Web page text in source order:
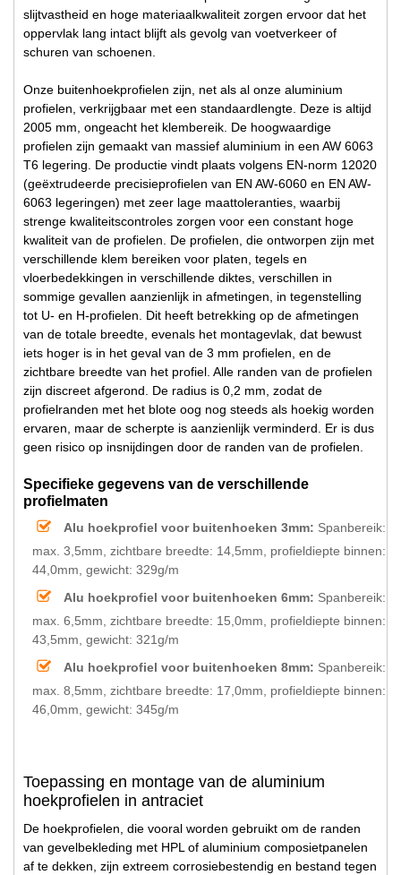
slijtvastheid en hoge materiaalkwaliteit zorgen ervoor dat het
oppervlak lang intact blijft als gevolg van voetverkeer of
schuren van schoenen.
Onze buitenhoekprofielen zijn, net als al onze aluminium
profielen, verkrijgbaar met een standaardlengte. Deze is altijd
2005 mm, ongeacht het klembereik. De hoogwaardige
profielen zijn gemaakt van massief aluminium in een AW 6063
T6 legering. De productie vindt plaats volgens EN-norm 12020
(geëxtrudeerde precisieprofielen van EN AW-6060 en EN AW-
6063 legeringen) met zeer lage maattoleranties, waarbij
strenge kwaliteitscontroles zorgen voor een constant hoge
kwaliteit van de profielen. De profielen, die ontworpen zijn met
verschillende klem bereiken voor platen, tegels en
vloerbedekkingen in verschillende diktes, verschillen in
sommige gevallen aanzienlijk in afmetingen, in tegenstelling
tot U- en H-profielen. Dit heeft betrekking op de afmetingen
van de totale breedte, evenals het montagevlak, dat bewust
iets hoger is in het geval van de 3 mm profielen, en de
zichtbare breedte van het profiel. Alle randen van de profielen
zijn discreet afgerond. De radius is 0,2 mm, zodat de
profielranden met het blote oog nog steeds als hoekig worden
ervaren, maar de scherpte is aanzienlijk verminderd. Er is dus
geen risico op insnijdingen door de randen van de profielen.
Specifieke gegevens van de verschillende
profielmaten
Alu hoekprofiel voor buitenhoeken 3mm: Spanbereik:
max. 3,5mm, zichtbare breedte: 14,5mm, profieldiepte binnen:
44,0mm, gewicht: 329g/m
Alu hoekprofiel voor buitenhoeken 6mm: Spanbereik:
max. 6,5mm, zichtbare breedte: 15,0mm, profieldiepte binnen:
43,5mm, gewicht: 321g/m
Alu hoekprofiel voor buitenhoeken 8mm: Spanbereik:
max. 8,5mm, zichtbare breedte: 17,0mm, profieldiepte binnen:
46,0mm, gewicht: 345g/m
Toepassing en montage van de aluminium
hoekprofielen in antraciet
De hoekprofielen, die vooral worden gebruikt om de randen
van gevelbekleding met HPL of aluminium composietpanelen
af te dekken, zijn extreem corrosiebestendig en bestand tegen